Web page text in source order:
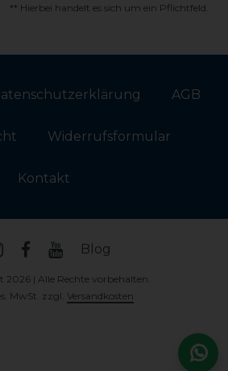
** Hierbei handelt es sich um ein Pflichtfeld.
AGB
Widerrufs­formular
Kontakt
Blog
| Alle Rechte vorbehalten.
MwSt. zzgl. Versandkosten